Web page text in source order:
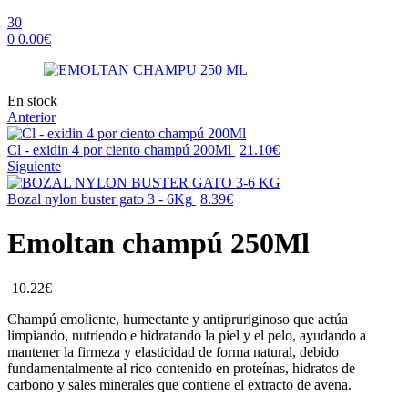
30
0 0.00€
Availability:
En stock
Anterior
Cl - exidin 4 por ciento champú 200Ml 21.10€
Siguiente
Bozal nylon buster gato 3 - 6Kg 8.39€
Emoltan champú 250Ml
10.22€
Champú emoliente, humectante y antipruriginoso que actúa
limpiando, nutriendo e hidratando la piel y el pelo, ayudando a
mantener la firmeza y elasticidad de forma natural, debido
fundamentalmente al rico contenido en proteínas, hidratos de
carbono y sales minerales que contiene el extracto de avena.